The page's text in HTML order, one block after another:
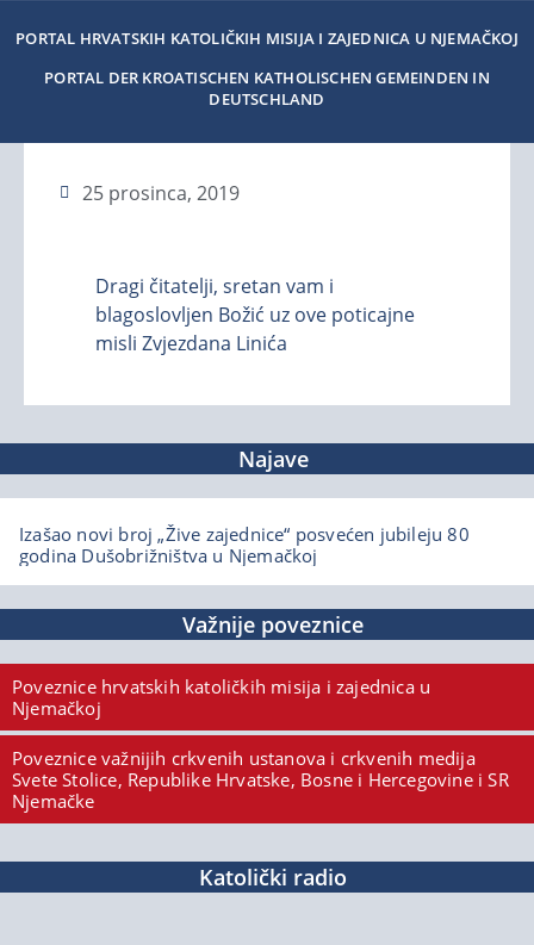
PORTAL HRVATSKIH KATOLIČKIH MISIJA I ZAJEDNICA U NJEMAČKOJ
PORTAL DER KROATISCHEN KATHOLISCHEN GEMEINDEN IN
DEUTSCHLAND
25 prosinca, 2019
Dragi čitatelji, sretan vam i
blagoslovljen Božić uz ove poticajne
misli Zvjezdana Linića
Najave
Izašao novi broj „Žive zajednice“ posvećen jubileju 80
godina Dušobrižništva u Njemačkoj
Važnije poveznice
Poveznice hrvatskih katoličkih misija i zajednica u
Njemačkoj
Poveznice važnijih crkvenih ustanova i crkvenih medija
Svete Stolice, Republike Hrvatske, Bosne i Hercegovine i SR
Njemačke
Katolički radio